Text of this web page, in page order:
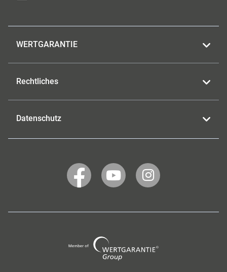
WERTGARANTIE
Rechtliches
Datenschutz
WERTGARANTIE
auf
WERTGARANTIE
auf
WERTGARANTIE
auf
Group